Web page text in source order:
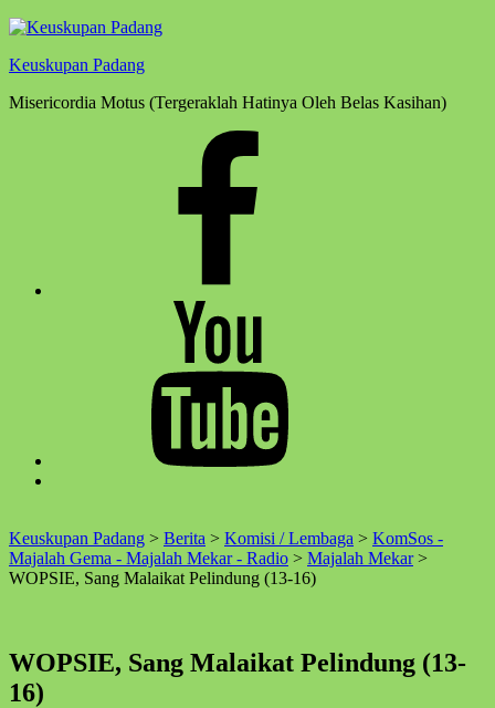
Keuskupan Padang
Misericordia Motus (Tergeraklah Hatinya Oleh Belas Kasihan)
↑
Keuskupan Padang > Berita > Komisi / Lembaga > KomSos -
Majalah Gema - Majalah Mekar - Radio > Majalah Mekar>
WOPSIE, Sang Malaikat Pelindung (13-16)
WOPSIE, Sang Malaikat Pelindung (13-
16)